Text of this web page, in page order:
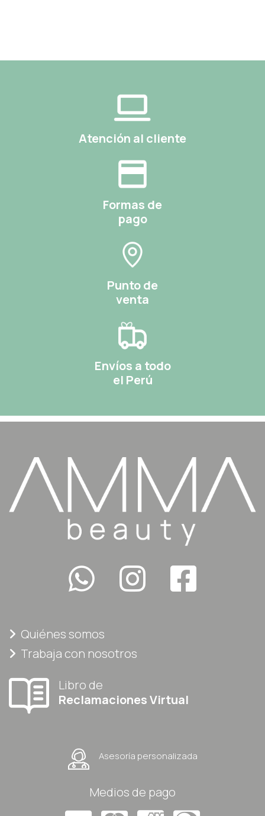
Atención al cliente
Formas de
pago
Punto de
venta
Envíos a todo
el Perú
Quiénes somos
Trabaja con nosotros
Libro de
Reclamaciones Virtual
Asesoría personalizada
Medios de pago